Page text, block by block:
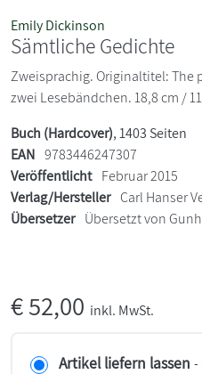
Emily Dickinson
Sämtliche Gedichte
Zweisprachig. Originaltitel: The
zwei Lesebändchen. 18,8 cm /
Buch (Hardcover), 1403 Seiten
EAN 9783446247307
Veröffentlicht Februar 2015
Verlag/Hersteller Carl Hanser
Übersetzer Übersetzt von
€52,00 inkl. MwSt.
Artikel liefern lassen -